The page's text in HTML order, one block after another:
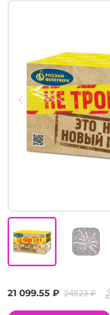
21 099.55 ₽ 24823 ₽